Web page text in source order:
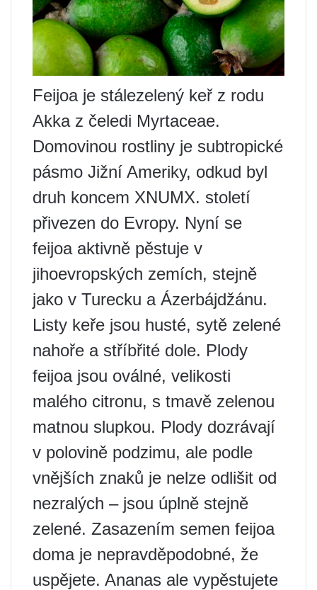
Feijoa je stálezelený keř z rodu
Akka z čeledi Myrtaceae.
Domovinou rostliny je subtropické
pásmo Jižní Ameriky, odkud byl
druh koncem XNUMX. století
přivezen do Evropy. Nyní se
feijoa aktivně pěstuje v
jihoevropských zemích, stejně
jako v Turecku a Ázerbájdžánu.
Listy keře jsou husté, sytě zelené
nahoře a stříbřité dole. Plody
feijoa jsou oválné, velikosti
malého citronu, s tmavě zelenou
matnou slupkou. Plody dozrávají
v polovině podzimu, ale podle
vnějších znaků je nelze odlišit od
nezralých – jsou úplně stejně
zelené. Zasazením semen feijoa
doma je nepravděpodobné, že
uspějete. Ananas ale vypěstujete